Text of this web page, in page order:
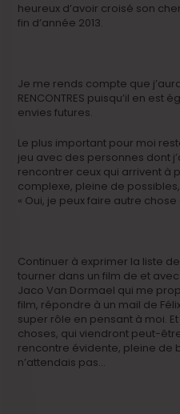
heureux d’avoir croisé son
fin d’année 2013.
Je me rends compte que
RENCONTRES puisqu’il en
envies futures.
Le plus important pour moi
jeu avec des personnes dont
rencontrer ceux qui arrivent à
complexe, pleine de
« Oui, je peux faire autre
Continuer à exprimer la liste
tourner dans un film de et
Jaco Van Dormael qui me
film, répondre à un mail de
super rôle en pensant à moi.
choses, qui viendront peut-
rencontre évidente, pleine de
n’attendais pas…